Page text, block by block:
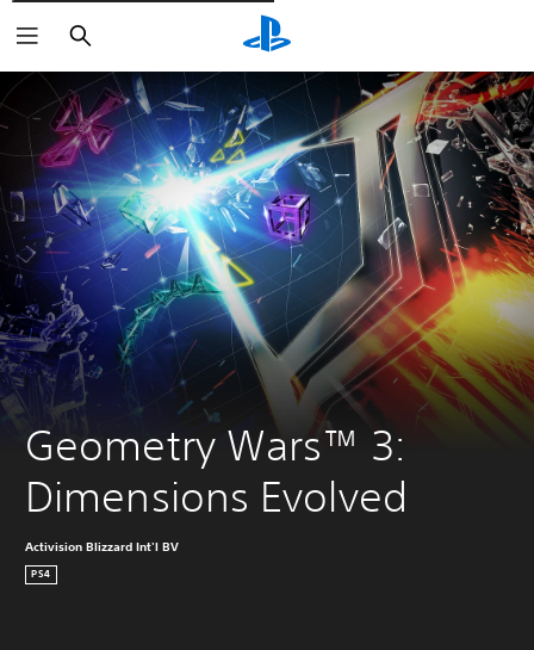
Cerca
Geometry Wars™ 3:
Dimensions Evolved
Activision Blizzard Int'l BV
PS4